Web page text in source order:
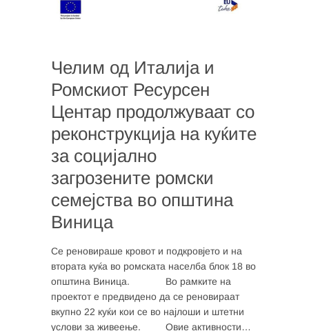
Челим од Италија и
Ромскиот Ресурсен
Центар продолжуваат со
реконструкција на куќите
за социјално
загрозените ромски
семејства во општина
Виница
Се реновираше кровот и подкровјето и на
втората куќа во ромската населба блок 18 во
општина Виница. Во рамките на
проектот е предвидено да се реновираат
вкупно 22 куќи кои се во најлоши и штетни
услови за живеење. Овие активности…